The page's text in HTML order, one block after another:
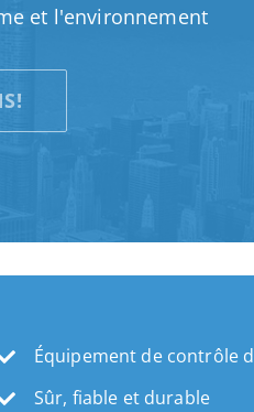
et l'environnement
Équipement de contrôle
Sûr, fiable et durable